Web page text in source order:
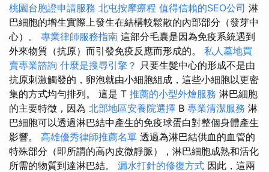
桃園台胞證申請服務 北屯按摩療程 值得信賴的SEO公司 淋
巴細胞的增生實際上發生在結構較鬆散的內部部分（發芽中
心）。 專業律師服務指南 這部分毛囊是因為免疫系統遇到
外來物質（抗原）而引發免疫反應而形成的。 私人墓地買
賣專業諮詢 什麼是搜尋引擎？ 只要生髮中心的形成不是由
抗原刺激觸發的，卵泡就由小細胞組成，這些小細胞以更密
集的方式均勻排列。 這是 T 推薦的小型外燴服務 淋巴細胞
的主要特徵，因為 北部地區安養院選擇 B 專業清潔服務 淋
巴細胞可以透過淋巴結中產生的免疫球蛋白對整個身體產生
影響。 高雄優秀律師推薦名單 透過為淋巴結供血的血管的
特殊部分（即所謂的高內皮微靜脈），淋巴細胞成熟和活化
所需的物質到達淋巴結。 漏水打針的修復方式 因此，這兩